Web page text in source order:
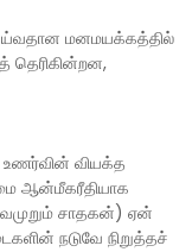
மனமயக்கத்தில்
தெரிகின்றன,
உணர்வின் வியக்த
ஆன்மீகரீதியாக
சாதகன்) ஏன்
நடுவே நிறுத்தச்